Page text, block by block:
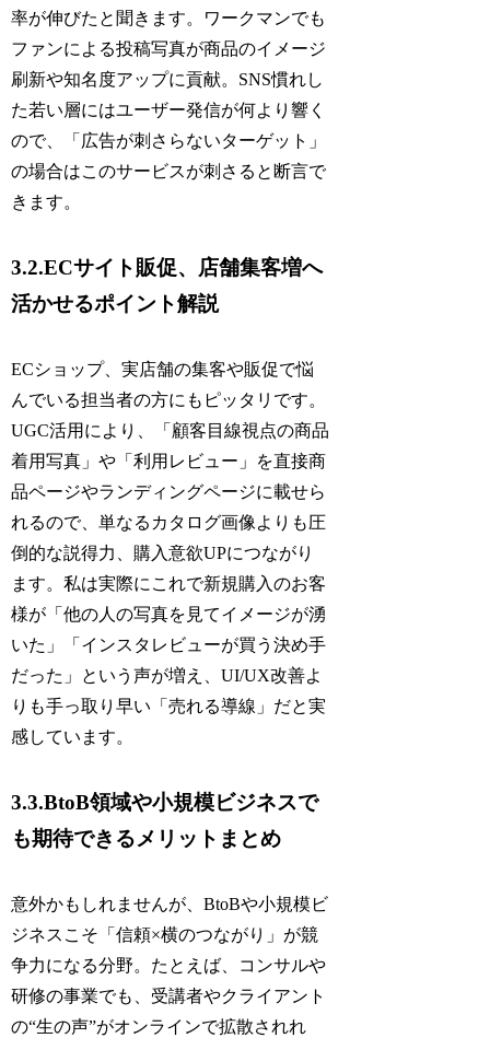
率が伸びたと聞きます。ワークマンでも
ファンによる投稿写真が商品のイメージ
刷新や知名度アップに貢献。SNS慣れし
た若い層にはユーザー発信が何より響く
ので、「広告が刺さらないターゲット」
の場合はこのサービスが刺さると断言で
きます。
3.2.ECサイト販促、店舗集客増へ
活かせるポイント解説
ECショップ、実店舗の集客や販促で悩
んでいる担当者の方にもピッタリです。
UGC活用により、「顧客目線視点の商品
着用写真」や「利用レビュー」を直接商
品ページやランディングページに載せら
れるので、単なるカタログ画像よりも圧
倒的な説得力、購入意欲UPにつながり
ます。私は実際にこれで新規購入のお客
様が「他の人の写真を見てイメージが湧
いた」「インスタレビューが買う決め手
だった」という声が増え、UI/UX改善よ
りも手っ取り早い「売れる導線」だと実
感しています。
3.3.BtoB領域や小規模ビジネスで
も期待できるメリットまとめ
意外かもしれませんが、BtoBや小規模ビ
ジネスこそ「信頼×横のつながり」が競
争力になる分野。たとえば、コンサルや
研修の事業でも、受講者やクライアント
の“生の声”がオンラインで拡散されれ